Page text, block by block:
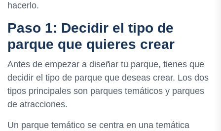
hacerlo.
Paso 1: Decidir el tipo de
parque que quieres crear
Antes de empezar a diseñar tu parque, tienes que
decidir el tipo de parque que deseas crear. Los dos
tipos principales son parques temáticos y parques
de atracciones.
Un parque temático se centra en una temática